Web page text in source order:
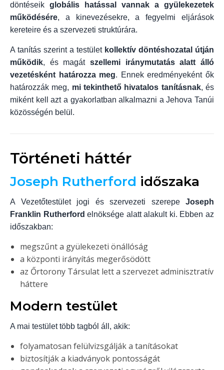
döntéseik globális hatással vannak a gyülekezetek
működésére, a kinevezésekre, a fegyelmi eljárások
kereteire és a szervezeti struktúrára.
A tanítás szerint a testület kollektív döntéshozatal útján
működik, és magát szellemi iránymutatás alatt álló
vezetésként határozza meg. Ennek eredményeként ők
határozzák meg, mi tekinthető hivatalos tanításnak, és
miként kell azt a gyakorlatban alkalmazni a Jehova Tanúi
közösségén belül.
Történeti háttér
Joseph Rutherford időszaka
A Vezetőtestület jogi és szervezeti szerepe Joseph
Franklin Rutherford elnöksége alatt alakult ki. Ebben az
időszakban:
megszűnt a gyülekezeti önállóság
a központi irányítás megerősödött
az Őrtorony Társulat lett a szervezet adminisztratív
háttere
Modern testület
A mai testület több tagból áll, akik:
folyamatosan felülvizsgálják a tanításokat
biztosítják a kiadványok pontosságát